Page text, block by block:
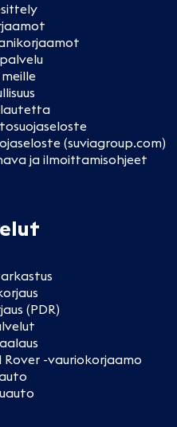
(suviagroup.com)
ja ilmoittamisohjeet
(PDR)
-vauriokorjaamo